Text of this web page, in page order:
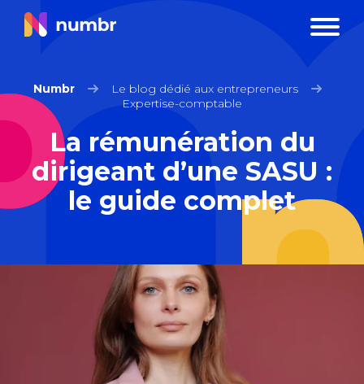
Numbr
Le blog dédié aux entrepreneurs
Expertise-comptable
La rémunération du
dirigeant d’une SASU :
le guide complet